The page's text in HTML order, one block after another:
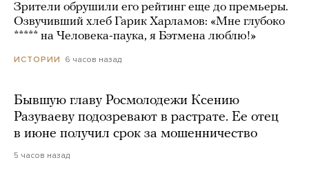
Зрители обрушили его рейтинг еще до премьеры.
Озвучивший хлеб Гарик Харламов: «Мне глубоко
***** на Человека-паука, я Бэтмена люблю!»
ИСТОРИИ 6 часов назад
Бывшую главу Росмолодежи Ксению
Разуваеву подозревают в растрате. Ее отец
в июне получил срок за мошенничество
5 часов назад